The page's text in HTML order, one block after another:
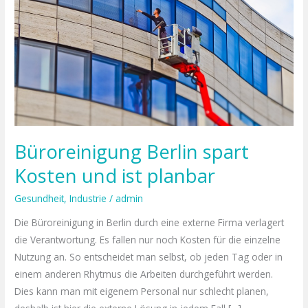
Büroreinigung Berlin spart
Kosten und ist planbar
Gesundheit,Industrie /admin
Die Büroreinigung in Berlin durch eine externe Firma verlagert
die Verantwortung. Es fallen nur noch Kosten für die einzelne
Nutzung an. So entscheidet man selbst, ob jeden Tag oder in
einem anderen Rhytmus die Arbeiten durchgeführt werden.
Dies kann man mit eigenem Personal nur schlecht planen,
spart
Kosten
und
ist
planbar